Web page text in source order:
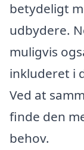
betydeligt
udbydere.
muligvis
inkluderet i
Ved at
finde den
behov.